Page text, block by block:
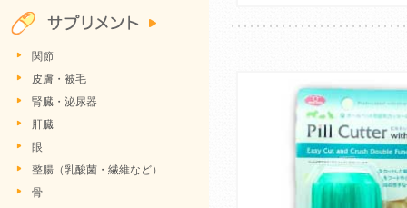
関節
皮膚・被毛
腎臓・泌尿器
肝臓
眼
整腸（乳酸菌・繊維など）
骨